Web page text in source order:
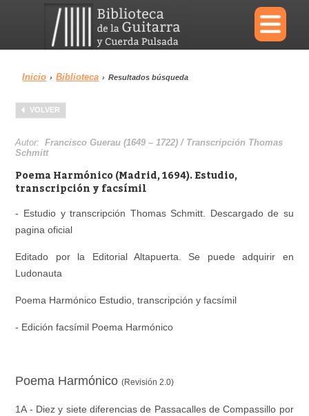
×
Menu
Biblioteca Diccionario
Área personal Reproductor
Inicio › Biblioteca › Resultados búsqueda
VOLVER
Autor:Francisco Guerau (1649 – 1722) / Transcripción Thomas
Schmitt
Poema Harmónico (Madrid, 1694). Estudio,
transcripción y facsímil
- Estudio y transcripción Thomas Schmitt. Descargado de su
pagina oficial
Editado por la Editorial Altapuerta. Se puede adquirir en
Ludonauta
Poema Harmónico Estudio, transcripción y facsímil
- Edición facsímil Poema Harmónico
Poema Harmónico (Revisión 2.0)
1A - Diez y siete diferencias de Passacalles de Compassillo por